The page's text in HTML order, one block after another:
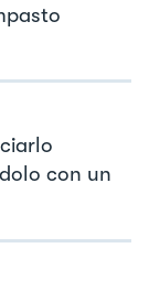
con un